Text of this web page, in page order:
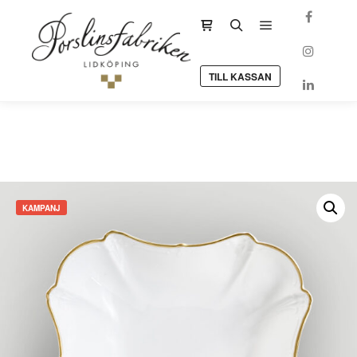
Sidopanel för butik
Huvudmeny
TILL KASSAN
KAMPANJ